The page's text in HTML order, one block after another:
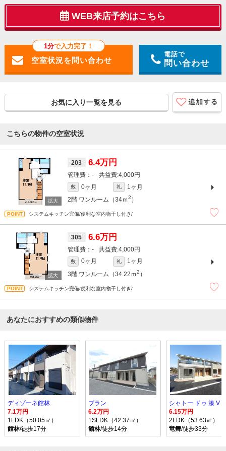
WEB来店予約はこちら
1分で入力完了！
電話で
問い合わせ
お気に入り一覧を見る
こちらの物件の空室状況
203 6.4万円
- 4,000円
敷 0ヶ月 礼
1ヶ月
2階 ワンルーム（34ｍ2 ）
システムキッチン完備/便利な室内物干し付き/
305 6.6万円
- 4,000円
敷 0ヶ月 礼
1ヶ月
3階 ワンルーム（34.22ｍ2 ）
システムキッチン完備/便利な室内物干し付き/
あなたにおすすめの類似物件
ディゾーネ館林
7.1万円
1LDK（50.05㎡）
館林/徒歩17分
ブラン
6.2万円
1SLDK（42.37㎡）
館林/徒歩14分
シャトー ドゥ 湊 V
6.15万円
2LDK（53.63㎡）
竜舞/徒歩33分